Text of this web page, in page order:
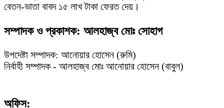
বেতন-ভাতা বাবদ ১৫ লাখ টাকা ফেরত দেয়।
সম্পাদক ও প্রকাশক: আলহাজ্ব মোঃ সোহাগ
উপদেষ্টা সম্পাদক: আনোয়ার হোসেন (রুমি)
নির্বাহী সম্পাদক - আলহাজ্ব মোঃ আনোয়ার হোসেন (বাবুল)
অফিস: